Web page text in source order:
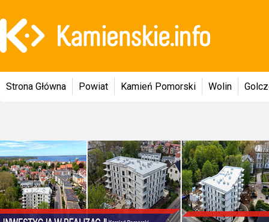
Strona Główna Powiat Kamień Pomorski Wolin